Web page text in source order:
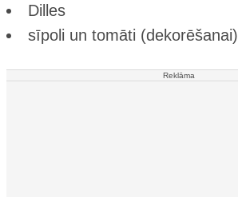
Dilles
sīpoli un tomāti (dekorēšanai)
Reklāma